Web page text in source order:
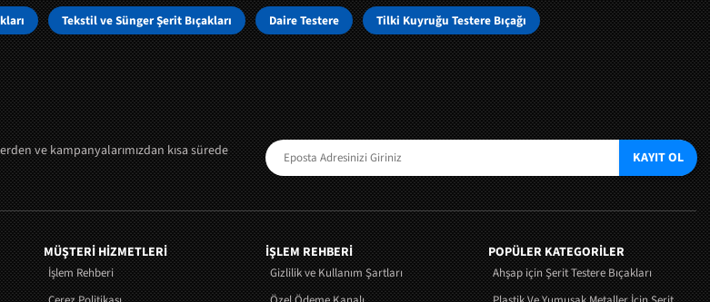
Tekstil ve Sünger Şerit Bıçakları Daire Testere Tilki Kuyruğu Testere Bıçağı
ve kampanyalarımızdan kısa sürede
KAYIT OL
MÜŞTERI HIZMETLERI
İşlem Rehberi
İŞLEM REHBERİ
Gizlilik ve Kullanım Şartları
POPÜLER KATEGORİLER
Ahşap için Şerit Testere Bıçakları